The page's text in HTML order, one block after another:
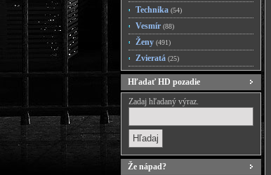
Technika (54)
Vesmír (88)
Ženy (491)
Zvieratá (25)
Hľadať HD pozadie
Zadaj hľadaný výraz.
Že nápad?